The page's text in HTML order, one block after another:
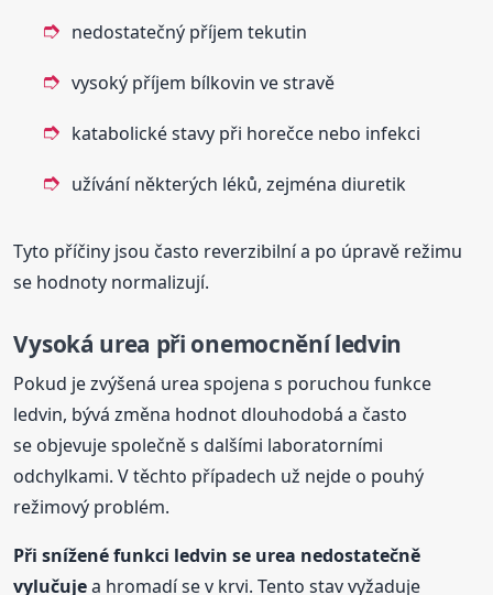
nedostatečný příjem tekutin
vysoký příjem bílkovin ve stravě
katabolické stavy při horečce nebo infekci
užívání některých léků, zejména diuretik
Tyto příčiny jsou často reverzibilní a po úpravě režimu
se hodnoty normalizují.
Vysoká urea při onemocnění ledvin
Pokud je zvýšená urea spojena s poruchou funkce
ledvin, bývá změna hodnot dlouhodobá a často
se objevuje společně s dalšími laboratorními
odchylkami. V těchto případech už nejde o pouhý
režimový problém.
Při snížené funkci ledvin se urea nedostatečně
vylučujea hromadí se v krvi. Tento stav vyžaduje